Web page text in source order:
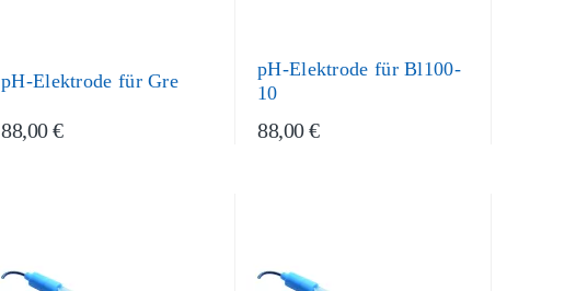
pH-Elektrode für Gre
88,00 €
pH-Elektrode für Bl100-
10
88,00 €